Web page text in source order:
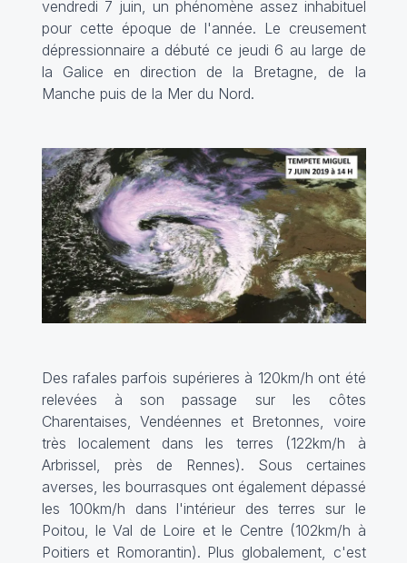
vendredi 7 juin, un phénomène assez inhabituel
pour cette époque de l'année. Le creusement
dépressionnaire a débuté ce jeudi 6 au large de
la Galice en direction de la Bretagne, de la
Manche puis de la Mer du Nord.
Des rafales parfois supérieres à 120km/h ont été
relevées à son passage sur les côtes
Charentaises, Vendéennes et Bretonnes, voire
très localement dans les terres (122km/h à
Arbrissel, près de Rennes). Sous certaines
averses, les bourrasques ont également dépassé
les 100km/h dans l'intérieur des terres sur le
Poitou, le Val de Loire et le Centre (102km/h à
Poitiers et Romorantin). Plus globalement, c'est